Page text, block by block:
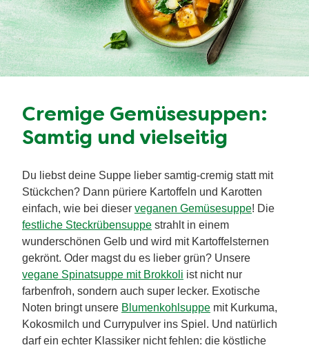
Cremige Gemüsesuppen:
Samtig und vielseitig
Du liebst deine Suppe lieber samtig-cremig statt mit
Stückchen? Dann püriere Kartoffeln und Karotten
einfach, wie bei dieser veganen Gemüsesuppe! Die
festliche Steckrübensuppe strahlt in einem
wunderschönen Gelb und wird mit Kartoffelsternen
gekrönt. Oder magst du es lieber grün? Unsere
vegane Spinatsuppe mit Brokkoli ist nicht nur
farbenfroh, sondern auch super lecker. Exotische
Noten bringt unsere Blumenkohlsuppe mit Kurkuma,
Kokosmilch und Currypulver ins Spiel. Und natürlich
darf ein echter Klassiker nicht fehlen: die köstliche